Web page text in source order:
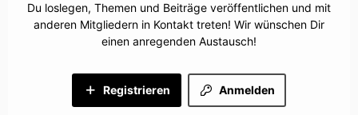
Du loslegen, Themen und Beiträge veröffentlichen und mit
anderen Mitgliedern in Kontakt treten! Wir wünschen Dir
einen anregenden Austausch!
Anmelden
Registrieren